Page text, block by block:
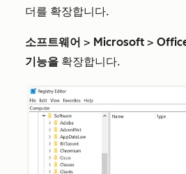
더를 확장합니다.
소프트웨어 > Microsoft >
기능을 확장합니다.